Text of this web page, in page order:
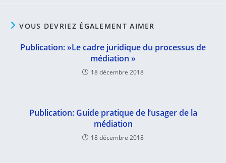
VOUS DEVRIEZ ÉGALEMENT AIMER
Publication: »Le cadre juridique du processus de
médiation »
18 décembre 2018
Publication: Guide pratique de l’usager de la
médiation
18 décembre 2018